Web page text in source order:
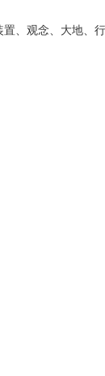
、观念、大地、